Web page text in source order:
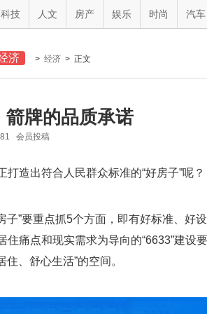
科技 人文 房产 娱乐 时尚 汽车
济 > 经济 > 正文
牌的品质承诺
会员投稿
造出符合人民群众标准的“好房子”呢？
子”要重点抓5个方面，即有好标准、好设
痛点和现实需求为导向的“6633”建设
、舒心生活”的空间。